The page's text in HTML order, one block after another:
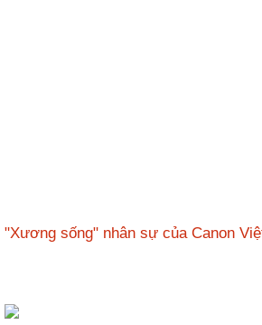
"Xương sống" nhân sự của Canon